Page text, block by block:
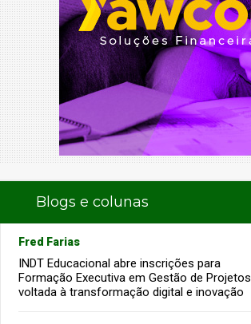
Blogs e colunas
Fred Farias
INDT Educacional abre inscrições para
Formação Executiva em Gestão de Projetos
voltada à transformação digital e inovação